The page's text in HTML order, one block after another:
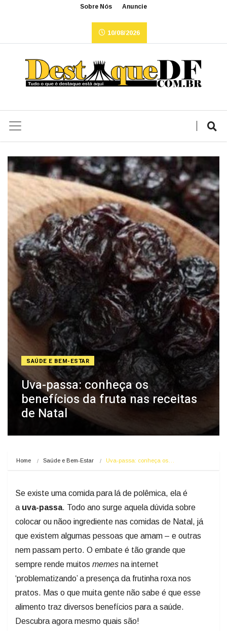
Sobre Nós Anuncie
10/08/2026
SAÚDE E BEM-ESTAR
Uva-passa: conheça os
benefícios da fruta nas receitas
de Natal
Home Saúde e Bem-Estar Uva-passa: conheça os…
Se existe uma comida para lá de polêmica, ela é
a uva-passa. Todo ano surge aquela dúvida sobre
colocar ou nãoo ingrediente nas comidas de Natal, já
que existem algumas pessoas que amam – e outras
nem passam perto. O embate é tão grande que
sempre rende muitos memes na internet
‘problematizando’ a presença da frutinha roxa nos
pratos. Mas o que muita gente não sabe é que esse
alimento traz diversos benefícios para a saúde.
Descubra agora mesmo quais são!